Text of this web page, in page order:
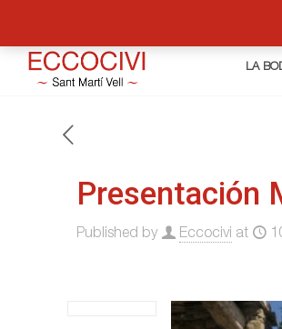
LA
Presentación
Published by Eccocivi at